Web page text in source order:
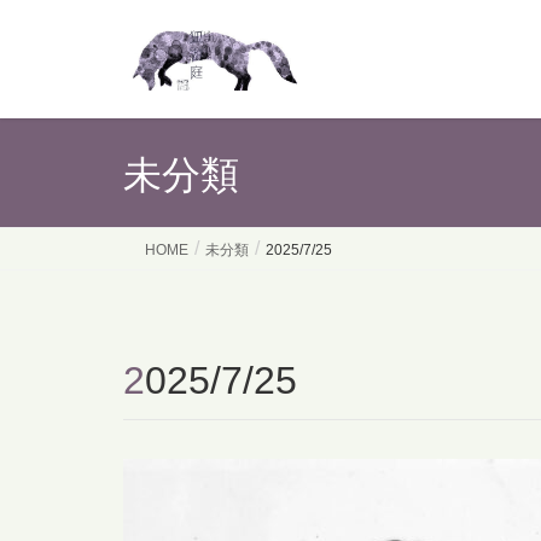
未分類
HOME 未分類 2025/7/25
2025/7/25